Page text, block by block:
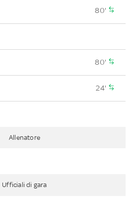
80'
80'
24'
Allenatore
Ufficiali di gara